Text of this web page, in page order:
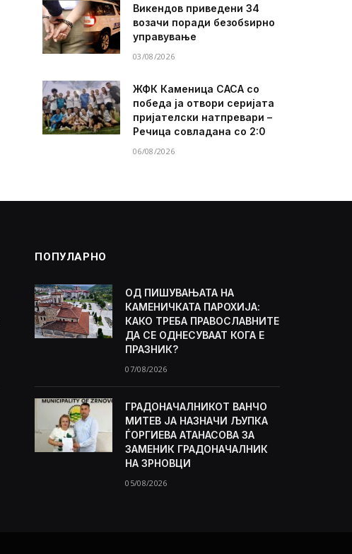
Викендов приведени 34
возачи поради безобѕирно
управување
03/08/2026
ЖФК Каменица САСА со
победа ја отвори серијата
пријателски натпревари –
Речица совладана со 2:0
06/08/2026
ПОПУЛАРНО
ОД ПИШУВАЊАТА НА
КАМЕНИЧКАТА ПАРОХИЈА:
КАКО ТРЕБА ПРАВОСЛАВНИТЕ
ДА СЕ ОДНЕСУВААТ КОГА Е
ПРАЗНИК?
07/08/2026
ГРАДОНАЧАЛНИКОТ ВАНЧО
МИТЕВ ЈА НАЗНАЧИ ЉУПКА
ЃОРГИЕВА АТАНАСОВА ЗА
ЗАМЕНИК ГРАДОНАЧАЛНИК
НА ЗРНОВЦИ
05/08/2026